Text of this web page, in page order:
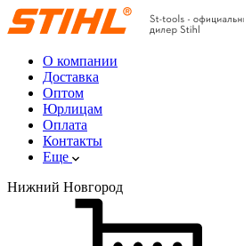
О компании
Доставка
Оптом
Юрлицам
Оплата
Контакты
Еще
Нижний Новгород